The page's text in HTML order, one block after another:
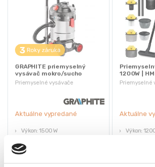
Priemyselné vysávače
GRAPHITE priemyselný
vysávač mokro/sucho
1500W 30L so zásuvkou |
59G607
Aktuálne vypredané
Výkon: 1500 W
Objem: 30L
Priemyselné
1200W |
Aktuálne
Výkon:
Mokré /